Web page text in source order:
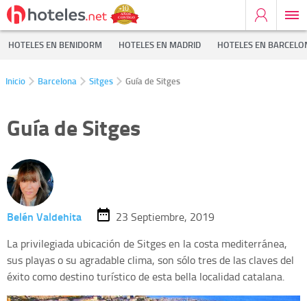
HOTELES EN BENIDORM HOTELES EN MADRID HOTELES EN
Inicio Barcelona Sitges Guía de Sitges
Guía de Sitges
Belén Valdehita
23 Septiembre, 2019
La privilegiada ubicación de Sitges en la costa mediterránea,
sus playas o su agradable clima, son sólo tres de las claves del
éxito como destino turístico de esta bella localidad catalana.